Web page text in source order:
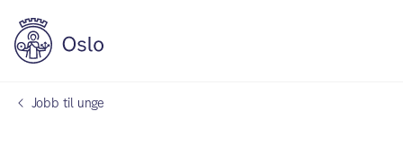
Jobb til unge